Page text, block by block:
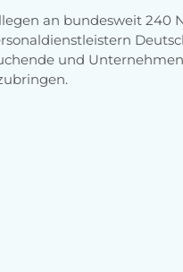
an bundesweit 240
und